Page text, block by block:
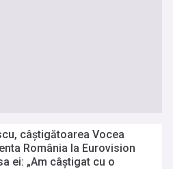
câștigătoarea Vocea
România la Eurovision
ei: „Am câștigat cu o